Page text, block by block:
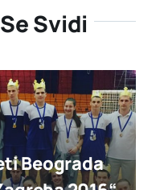
Svidi
Beograda